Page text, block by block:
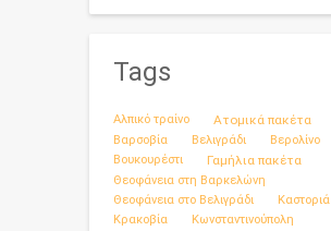
Tags
Αλπικό τραίνο Ατομικά πακέτα
Βαρσοβία Βελιγράδι
Βερολίνο
Βουκουρέστι
Γαμήλια πακέτα
Θεοφάνεια στη Βαρκελώνη
Θεοφάνεια στο Βελιγράδι
Καστοριά
Κρακοβία
Κωνσταντινούπολη